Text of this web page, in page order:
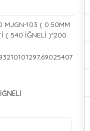
MJGN-103 ( 0.50MM
( 540 İĞNELİ )*200